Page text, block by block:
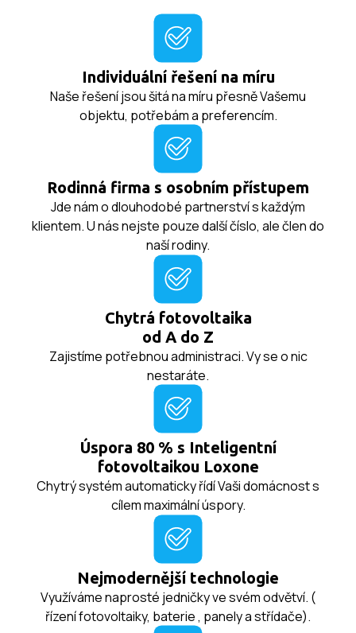
Individuální řešení na míru
Naše řešení jsou šitá na míru přesně Vašemu
objektu, potřebám a preferencím.
Rodinná firma s osobním přístupem
Jde nám o dlouhodobé partnerství s každým
klientem. U nás nejste pouze další číslo, ale člen do
naší rodiny.
Chytrá fotovoltaika
od A do Z
Zajistíme potřebnou administraci. Vy se o nic
nestaráte.
Úspora 80 % s Inteligentní
fotovoltaikou Loxone
Chytrý systém automaticky řídí Vaši domácnost s
cílem maximální úspory.
Nejmodernější technologie
Využíváme naprosté jedničky ve svém odvětví. (
řízení fotovoltaiky, baterie , panely a střídače).